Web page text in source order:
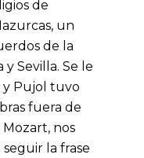
de
un
de la
Sevilla. Se le
y Pujol tuvo
fuera de
nos
la frase